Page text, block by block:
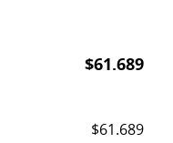
$61.689
$61.689